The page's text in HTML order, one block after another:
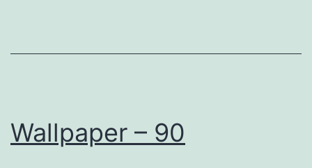
Wallpaper – 90